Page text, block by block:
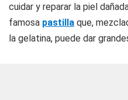
cuidar y reparar la piel
famosa pastilla que,
la gelatina, puede dar